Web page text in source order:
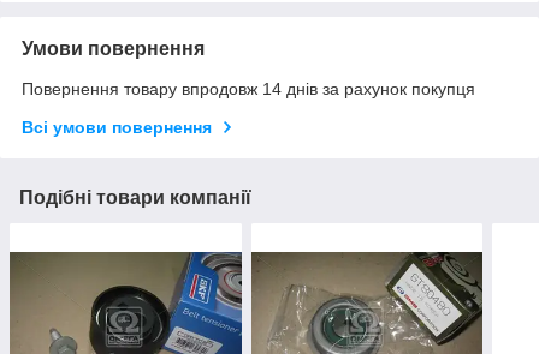
Умови повернення
Повернення товару впродовж 14 днів за рахунок покупця
Всі умови повернення
Подібні товари компанії